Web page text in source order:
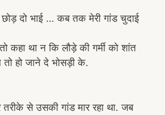
छोड़ दो भाई … कब तक मेरी गांड चुदाई
कहा था न कि लौड़े की गर्मी को शांत
हो जाने दे भोसड़ी के.
से उसकी गांड मार रहा था. जब